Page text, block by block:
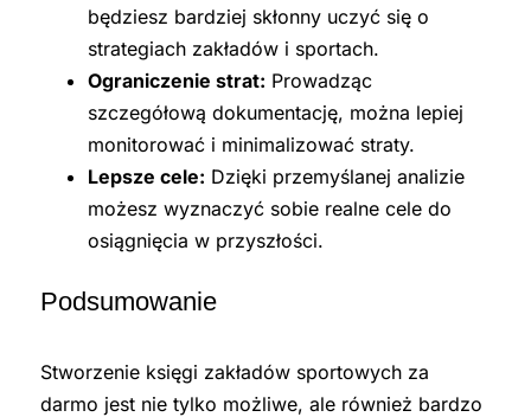
będziesz bardziej skłonny uczyć się o
strategiach zakładów i sportach.
Ograniczenie strat: Prowadząc
szczegółową dokumentację, można lepiej
monitorować i minimalizować straty.
Lepsze cele: Dzięki przemyślanej analizie
możesz wyznaczyć sobie realne cele do
osiągnięcia w przyszłości.
Podsumowanie
Stworzenie księgi zakładów sportowych za
darmo jest nie tylko możliwe, ale również bardzo